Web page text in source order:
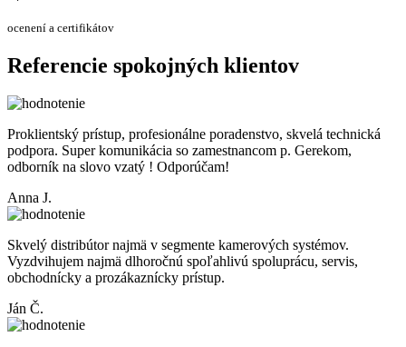
ocenení a certifikátov
Referencie spokojných klientov
Proklientský prístup, profesionálne poradenstvo, skvelá technická
podpora. Super komunikácia so zamestnancom p. Gerekom,
odborník na slovo vzatý ! Odporúčam!
Anna J.
Skvelý distribútor najmä v segmente kamerových systémov.
Vyzdvihujem najmä dlhoročnú spoľahlivú spoluprácu, servis,
obchodnícky a prozákaznícky prístup.
Ján Č.